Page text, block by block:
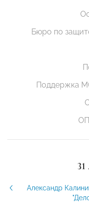
Бюро по
Поддержка
31
Александр